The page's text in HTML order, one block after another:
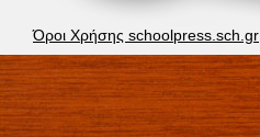
Όροι Χρήσης schoolpress.sch.gr